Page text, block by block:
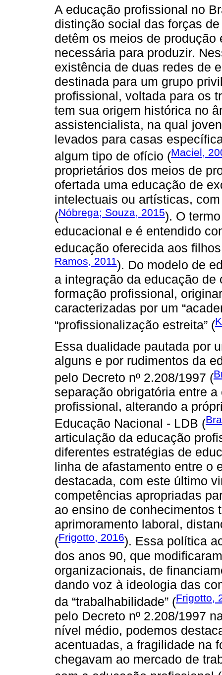
A educação profissional no
distinção social das forças
detêm os meios de
necessária para produzir.
existência de duas redes de
destinada para um grupo
profissional, voltada para os
tem sua origem histórica no
assistencialista, na qual
levados para casas
algum tipo de ofício (Maciel,
proprietários dos meios de
ofertada uma educação de
intelectuais ou artísticas,
(Nóbrega; Souza, 2015). O
educacional e é entendido
educação oferecida aos
Ramos, 2011). Do modelo de
a integração da educação
formação profissional,
caracterizadas por um
“profissionalização estreita” (
Essa dualidade pautada por
alguns e por rudimentos da
pelo Decreto nº 2.208/1997 (
separação obrigatória entre
profissional, alterando a
Educação Nacional - LDB (
articulação da educação
diferentes estratégias de
linha de afastamento entre o
destacada, com este último
competências apropriadas
ao ensino de conhecimentos
aprimoramento laboral,
(Frigotto, 2016). Essa política
dos anos 90, que
organizacionais, de
dando voz à ideologia das
da “trabalhabilidade” (Frigotto,
pelo Decreto nº 2.208/1997
nível médio, podemos
acentuadas, a fragilidade na
chegavam ao mercado de